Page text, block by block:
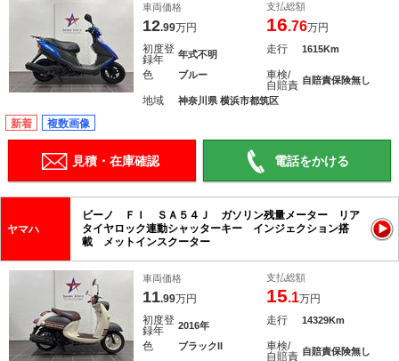
車両価格
12.99万円
支払総額
16.76万円
初度登
録年
年式不明 走行 1615Km
色 ブルー
車検/
自賠責 自賠責保険無し
地域 神奈川県 横浜市都筑区
新着 複数画像
見積・在庫確認 電話をかける
ヤマハ
ビーノ ＦＩ ＳＡ５４Ｊ ガソリン残量メーター リア
タイヤロック連動シャッターキー インジェクション搭
載 メットインスクーター
車両価格
11.99万円
支払総額
15.1万円
初度登
録年
2016年 走行 14329Km
色 ブラックII
車検/
自賠責 自賠責保険無し